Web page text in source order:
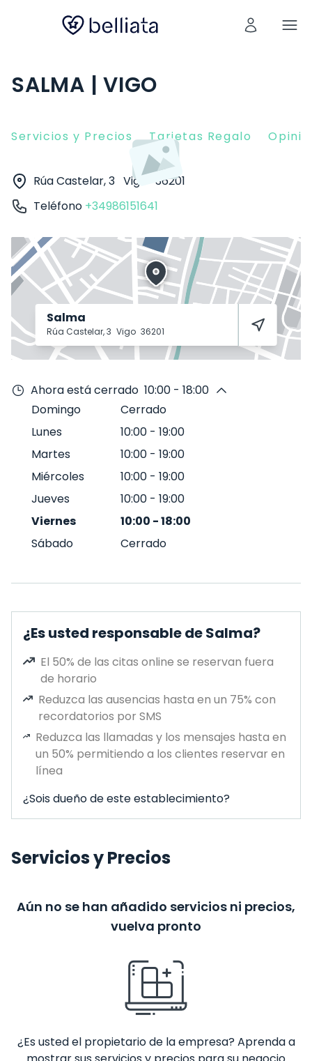
SALMA | VIGO
Servicios y Precios Tarjetas Regalo
Rúa Castelar, 3 Vigo
36201
Teléfono +34986151641
Salma
Rúa Castelar, 3 Vigo 36201
Ahora está cerrado 10:00 - 18:00
Domingo
Cerrado
Lunes
10:00 - 19:00
Martes
10:00 - 19:00
Miércoles
10:00 - 19:00
Jueves
10:00 - 19:00
Viernes
10:00 -18:00
Sábado
Cerrado
¿Es usted responsable de Salma?
El 50% de las citas online se reservan fuera
de horario
Reduzca las ausencias hasta en un 75% con
recordatorios por SMS
Reduzca las llamadas y los mensajes hasta en
un 50% permitiendo a los clientes reservar en
línea
¿Sois dueño de este establecimiento?
Servicios y Precios
Aún no se han añadido servicios ni precios,
vuelva pronto
¿Es usted el propietario de la empresa? Aprenda a